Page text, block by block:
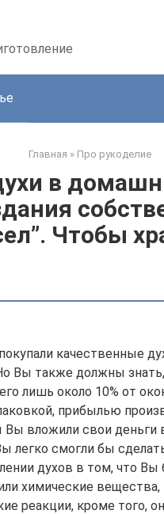
Главная » Про рукоделие
в
Чтобы
качественные
Вы также должны
лишь около 10% от
прибылью
Вы вложили свои деньги
легко смогли бы
духов в том, что
химические
реакции, кроме того,